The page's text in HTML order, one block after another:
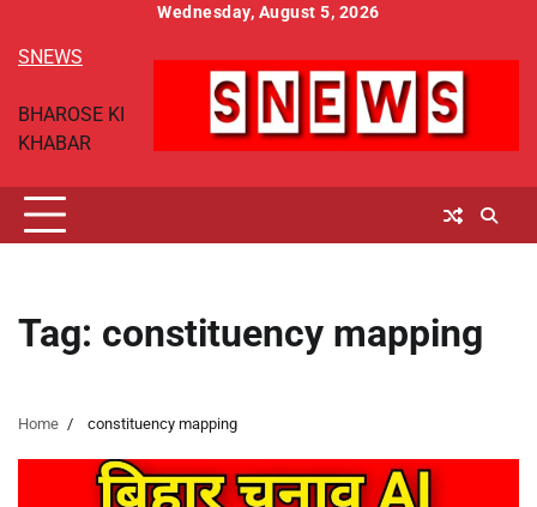
content
Wednesday, August 5, 2026
SNEWS
BHAROSE KI
KHABAR
Tag: constituency mapping
Home constituency mapping